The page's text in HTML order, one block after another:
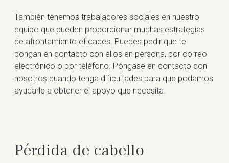
También tenemos trabajadores sociales en nuestro
equipo que pueden proporcionar muchas estrategias
de afrontamiento eficaces. Puedes pedir que te
pongan en contacto con ellos en persona, por correo
electrónico o por teléfono. Póngase en contacto con
nosotros cuando tenga dificultades para que podamos
ayudarle a obtener el apoyo que necesita.
Pérdida de cabello